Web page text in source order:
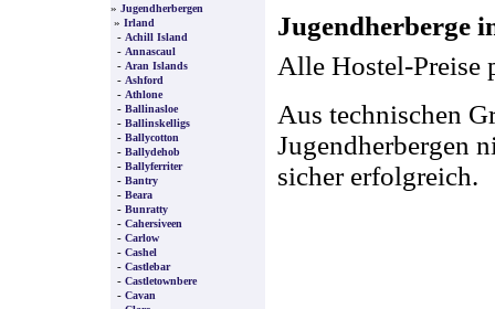
» Jugendherbergen
» Irland
- Achill Island
- Annascaul
- Aran Islands
- Ashford
- Athlone
- Ballinasloe
- Ballinskelligs
- Ballycotton
- Ballydehob
- Ballyferriter
- Bantry
- Beara
- Bunratty
- Cahersiveen
- Carlow
- Cashel
- Castlebar
- Castletownbere
- Cavan
Jugendherberge
Alle Hostel-Preise
Aus technischen
Jugendherbergen
sicher erfolgreich.